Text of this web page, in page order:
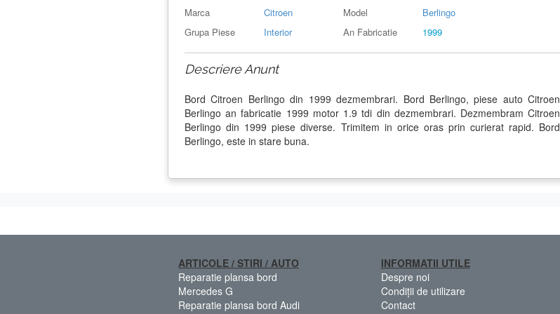
Marca Citroen Model
Berlingo
Grupa Piese
Interior An Fabricatie 1999
Descriere Anunt
Bord Citroen Berlingo din 1999 dezmembrari. Bord Berlingo, piese auto Citroen
Berlingo an fabricatie 1999 motor 1.9 tdi din dezmembrari. Dezmembram Citroen
Berlingo din 1999 piese diverse. Trimitem in orice oras prin curierat rapid. Bord
Berlingo, este in stare buna.
ARTICOLE / STIRI / AUTO
Reparatie plansa bord
Mercedes G
Reparatie plansa bord Audi
INFORMATII UTILE
Despre noi
Condiții de utilizare
Contact